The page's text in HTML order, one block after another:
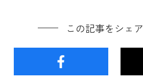
この記事をシェ